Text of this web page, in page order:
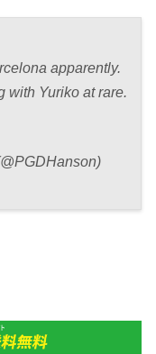
apparently.
with Yuriko at rare.